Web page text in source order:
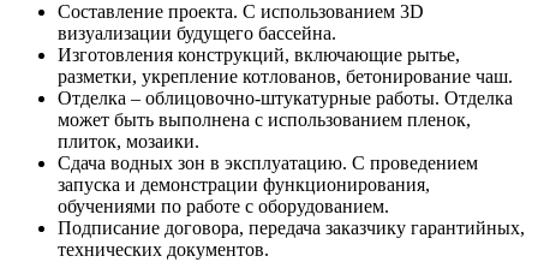
Составление проекта. С использованием 3D
визуализации будущего бассейна.
Изготовления конструкций, включающие рытье,
разметки, укрепление котлованов, бетонирование чаш.
Отделка – облицовочно-штукатурные работы. Отделка
может быть выполнена с использованием пленок,
плиток, мозаики.
Сдача водных зон в эксплуатацию. С проведением
запуска и демонстрации функционирования,
обучениями по работе с оборудованием.
Подписание договора, передача заказчику гарантийных,
технических документов.